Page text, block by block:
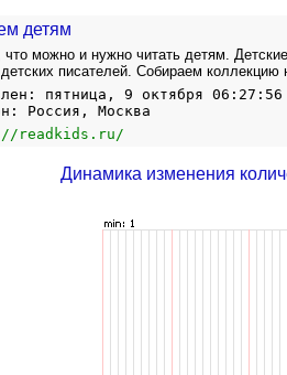
детям
можно и нужно читать детям.
писателей. Собираем коллекцию
пятница, 9 октября 06:27:56
Россия, Москва
readkids.ru/
Динамика изменения